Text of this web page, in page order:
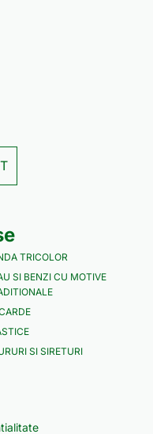
TRICOLOR
SI BENZI CU MOTIVE
SI SIRETURI